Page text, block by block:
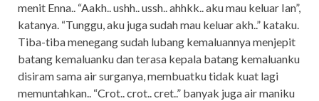
menit Enna.. “Aakh.. ushh.. ussh.. ahhkk.. aku mau keluar Ian”,
katanya. “Tunggu, aku juga sudah mau keluar akh..” kataku.
Tiba-tiba menegang sudah lubang kemaluannya menjepit
batang kemaluanku dan terasa kepala batang kemaluanku
disiram sama air surganya, membuatku tidak kuat lagi
memuntahkan.. “Crot.. crot.. cret..” banyak juga air maniku